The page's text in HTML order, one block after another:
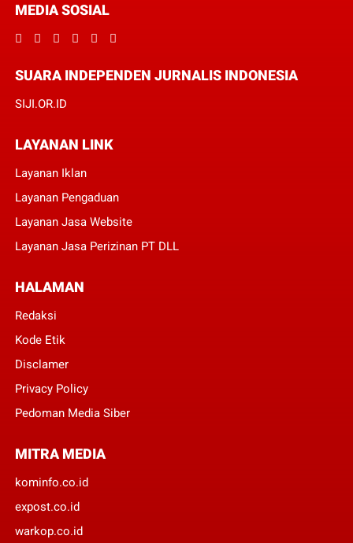
MEDIA SOSIAL
SUARA INDEPENDEN JURNALIS INDONESIA
SIJI.OR.ID
LAYANAN LINK
Layanan Iklan
Layanan Pengaduan
Layanan Jasa Website
Layanan Jasa Perizinan PT DLL
HALAMAN
Redaksi
Kode Etik
Disclamer
Privacy Policy
Pedoman Media Siber
MITRA MEDIA
kominfo.co.id
expost.co.id
warkop.co.id